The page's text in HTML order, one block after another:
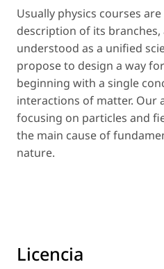
Usually physics courses
description of its
understood as a unified
propose to design a way
beginning with a single
interactions of matter. Our
focusing on particles and
the main cause of
nature.
Licencia